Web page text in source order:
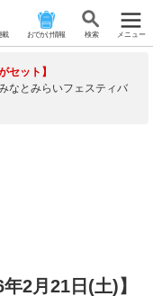
載 おでかけ情報 検 索 メニュー
セット】
なとみらいフェスティバ
2月21日(土)】